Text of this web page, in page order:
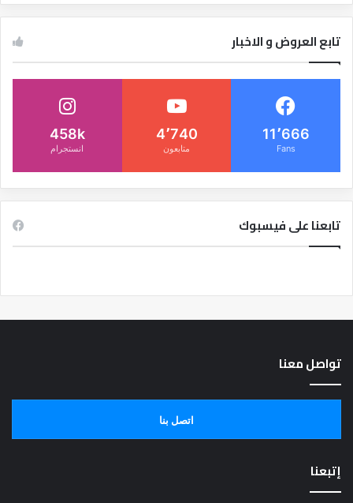
تابع العروض و الاخبار
11٬666
Fans
4٬740
متابعون
458k
انستجرام
تابعنا على فيسبوك
تواصل معنا
اتصل بنا
إتبعنا